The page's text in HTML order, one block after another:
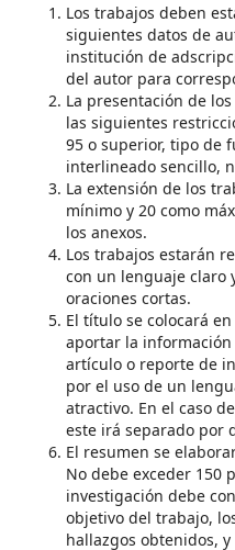
Los trabajos deben
siguientes datos de
institución de
del autor para
La presentación de
las siguientes
95 o superior, tipo de
interlineado sencillo,
La extensión de los
mínimo y 20 como
los anexos.
Los trabajos estarán
con un lenguaje claro
oraciones cortas.
El título se colocará
aportar la
artículo o reporte de
por el uso de un
atractivo. En el caso
este irá separado por
El resumen se
No debe exceder 150
investigación debe
objetivo del trabajo,
hallazgos obtenidos,